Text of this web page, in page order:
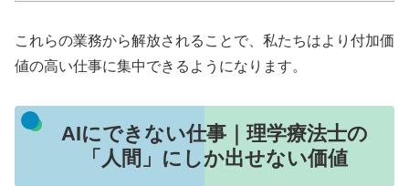
これらの業務から解放されることで、私たちはより付加価
値の高い仕事に集中できるようになります。
AIにできない仕事｜理学療法士の
「人間」にしか出せない価値